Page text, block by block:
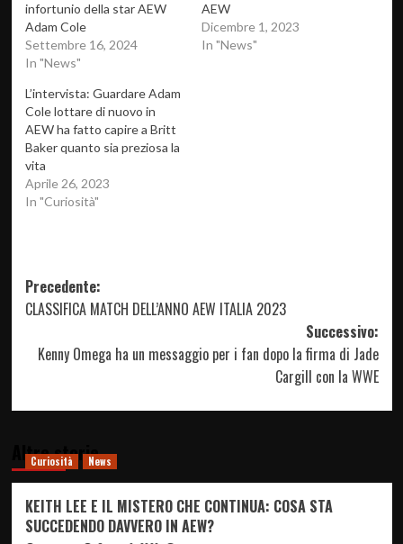
infortunio della star AEW
Adam Cole
Settembre 16, 2024
In "News"
AEW
Dicembre 1, 2023
In "News"
L’intervista: Guardare Adam
Cole lottare di nuovo in
AEW ha fatto capire a Britt
Baker quanto sia preziosa la
vita
Aprile 26, 2023
In "Curiosità"
Navigazione
articolo
Precedente:
CLASSIFICA MATCH DELL’ANNO AEW ITALIA 2023
Successivo:
Kenny Omega ha un messaggio per i fan dopo la firma di Jade
Cargill con la WWE
Altre storie
Curiosità News
KEITH LEE E IL MISTERO CHE CONTINUA: COSA STA
SUCCEDENDO DAVVERO IN AEW?